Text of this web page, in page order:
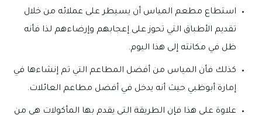
استطاع مطعم المياس أن يسيطر على عملائه من خلال
تقديم الأطباق التي تحوز على إعجابهم وإرضاءهم لذا فأنه
ظل في مكانته إلى هذا اليوم.
كذلك فأن المياس من أفضل المطاعم التي تم إنشاءها في
إمارة أبوظبي حيث أنه يدخل في أفضل مطاعم العائلات.
علاوة على هذا فإن الطريقة التي يقدم بها المأكولات هي من